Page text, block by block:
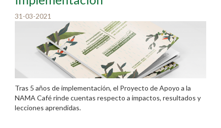
31-03-2021
Tras 5 años de implementación, el Proyecto de Apoyo a la
NAMA Café rinde cuentas respecto a impactos, resultados y
lecciones aprendidas.